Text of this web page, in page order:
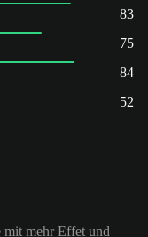
83
75
84
52
mit mehr Effet und